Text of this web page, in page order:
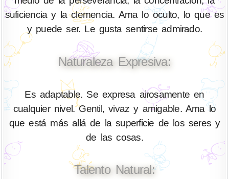
suficiencia y la clemencia. Ama lo oculto, lo que es
y puede ser. Le gusta sentirse admirado.
Naturaleza Expresiva:
Es adaptable. Se expresa airosamente en
cualquier nivel. Gentil, vivaz y amigable. Ama lo
que está más allá de la superficie de los seres y
de las cosas.
Talento Natural: